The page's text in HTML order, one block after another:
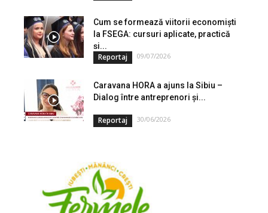
Cum se formează viitorii economiști
la FSEGA: cursuri aplicate, practică
și...
Reportaj 09/07/2026
Caravana HORA a ajuns la Sibiu –
Dialog între antreprenori și...
Reportaj 30/06/2026